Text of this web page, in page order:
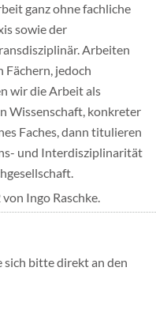
ganz ohne fachliche
sowie der
Arbeiten
Fächern, jedoch
wir die Arbeit als
Wissenschaft, konkreter
Faches, dann titulieren
und Interdisziplinarität
Ingo Raschke.
sich bitte direkt an den